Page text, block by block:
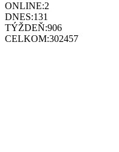
ONLINE:2
DNES:131
TÝŽDEŇ:906
CELKOM:302457